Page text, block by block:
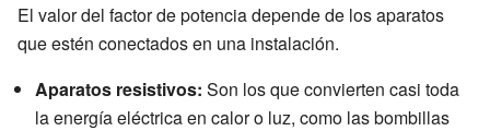
El valor del factor de potencia depende de los aparatos
que estén conectados en una instalación.
Aparatos resistivos: Son los que convierten casi toda
la energía eléctrica en calor o luz, como las bombillas